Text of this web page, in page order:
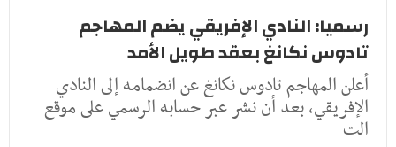
رسميا: النادي الإفريقي يضم المهاجم
تادوس نكانغ بعقد طويل الأمد
أعلن المهاجم تادوس نكانغ عن انضمامه إلى النادي
الإفريقي، بعد أن نشر عبر حسابه الرسمي على موقع
الت